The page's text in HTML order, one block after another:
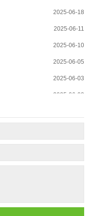
2026-08-04
2026-07-28
2026-07-20
2026-07-17
2026-07-10
2026-07-09
2026-01-20
2025-06-18
2025-06-11
2025-06-10
2025-06-05
2025-06-03
2025-06-02
2025-07-11
2025-06-10